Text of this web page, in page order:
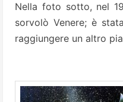
Nella foto sotto, nel
sorvolò Venere; è
raggiungere un altro